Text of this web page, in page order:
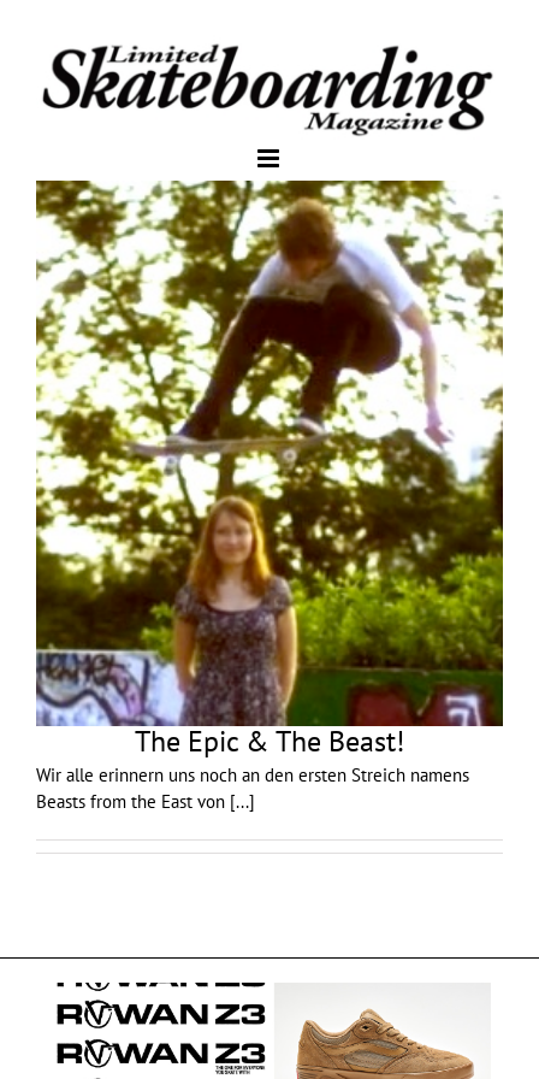
The Epic & The Beast!
Wir alle erinnern uns noch an den ersten Streich namens
Beasts from the East von [...]